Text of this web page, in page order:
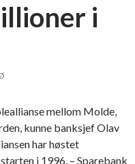
i
mellom Molde,
kunne banksjef Olav
har høstet
i 1996. – Sparebank